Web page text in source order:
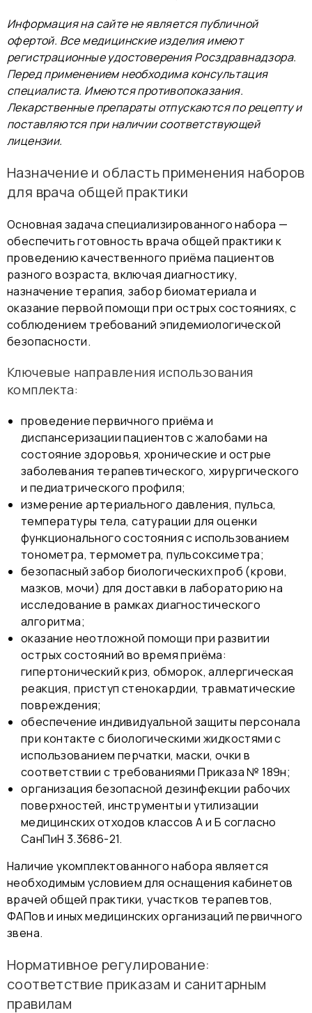
Информация на сайте не является публичной
офертой. Все медицинские изделия имеют
регистрационные удостоверения Росздравнадзора.
Перед применением необходима консультация
специалиста. Имеются противопоказания.
Лекарственные препараты отпускаются по рецепту и
поставляются при наличии соответствующей
лицензии.
Назначение и область применения наборов
для врача общей практики
Основная задача специализированного набора —
обеспечить готовность врача общей практики к
проведению качественного приёма пациентов
разного возраста, включая диагностику,
назначение терапия, забор биоматериала и
оказание первой помощи при острых состояниях, с
соблюдением требований эпидемиологической
безопасности.
Ключевые направления использования
комплекта:
проведение первичного приёма и
диспансеризации пациентов с жалобами на
состояние здоровья, хронические и острые
заболевания терапевтического, хирургического
и педиатрического профиля;
измерение артериального давления, пульса,
температуры тела, сатурации для оценки
функционального состояния с использованием
тонометра, термометра, пульсоксиметра;
безопасный забор биологических проб (крови,
мазков, мочи) для доставки в лабораторию на
исследование в рамках диагностического
алгоритма;
оказание неотложной помощи при развитии
острых состояний во время приёма:
гипертонический криз, обморок, аллергическая
реакция, приступ стенокардии, травматические
повреждения;
обеспечение индивидуальной защиты персонала
при контакте с биологическими жидкостями с
использованием перчатки, маски, очки в
соответствии с требованиями Приказа № 189н;
организация безопасной дезинфекции рабочих
поверхностей, инструменты и утилизации
медицинских отходов классов А и Б согласно
СанПиН 3.3686-21.
Наличие укомплектованного набора является
необходимым условием для оснащения кабинетов
врачей общей практики, участков терапевтов,
ФАПов и иных медицинских организаций первичного
звена.
Нормативное регулирование:
соответствие приказам и санитарным
правилам